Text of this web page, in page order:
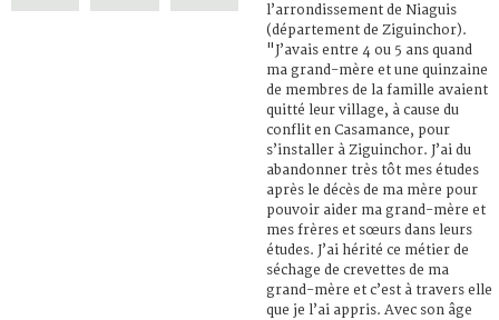
l’arrondissement de Niaguis
(département de Ziguinchor).
"J’avais entre 4 ou 5 ans quand
ma grand-mère et une quinzaine
de membres de la famille avaient
quitté leur village, à cause du
conflit en Casamance, pour
s’installer à Ziguinchor. J’ai du
abandonner très tôt mes études
après le décès de ma mère pour
pouvoir aider ma grand-mère et
mes frères et sœurs dans leurs
études. J’ai hérité ce métier de
séchage de crevettes de ma
grand-mère et c’est à travers elle
que je l’ai appris. Avec son âge